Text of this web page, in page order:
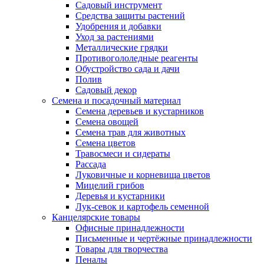
Садовый инструмент
Средства защиты растений
Удобрения и добавки
Уход за растениями
Металлические грядки
Противогололедные реагенты
Обустройство сада и дачи
Полив
Садовый декор
Семена и посадочный материал
Семена деревьев и кустарников
Семена овощей
Семена трав для животных
Семена цветов
Травосмеси и сидераты
Рассада
Луковичные и корневища цветов
Мицелий грибов
Деревья и кустарники
Лук-севок и картофель семенной
Канцелярские товары
Офисные принадлежности
Письменные и чертёжные принадлежности
Товары для творчества
Пеналы